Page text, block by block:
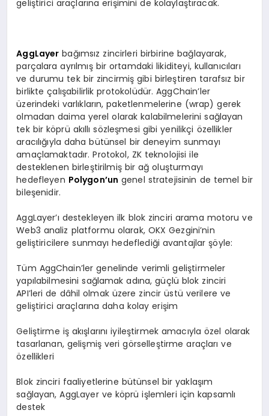
geliştirici araçlarına erişimini de kolaylaştıracak.
AggLayer bağımsız zincirleri birbirine bağlayarak,
parçalara ayrılmış bir ortamdaki likiditeyi, kullanıcıları
ve durumu tek bir zincirmiş gibi birleştiren tarafsız bir
birlikte çalışabilirlik protokolüdür. AggChain’ler
üzerindeki varlıkların, paketlenmelerine (wrap) gerek
olmadan daima yerel olarak kalabilmelerini sağlayan
tek bir köprü akıllı sözleşmesi gibi yenilikçi özellikler
aracılığıyla daha bütünsel bir deneyim sunmayı
amaçlamaktadır. Protokol, ZK teknolojisi ile
desteklenen birleştirilmiş bir ağ oluşturmayı
hedefleyen Polygon’un genel stratejisinin de temel bir
bileşenidir.
AggLayer’ı destekleyen ilk blok zinciri arama motoru ve
Web3 analiz platformu olarak, OKX Gezgini’nin
geliştiricilere sunmayı hedeflediği avantajlar şöyle:
Tüm AggChain’ler genelinde verimli geliştirmeler
yapılabilmesini sağlamak adına, güçlü blok zinciri
API’leri de dâhil olmak üzere zincir üstü verilere ve
geliştirici araçlarına daha kolay erişim
Geliştirme iş akışlarını iyileştirmek amacıyla özel olarak
tasarlanan, gelişmiş veri görselleştirme araçları ve
özellikleri
Blok zinciri faaliyetlerine bütünsel bir yaklaşım
sağlayan, AggLayer ve köprü işlemleri için kapsamlı
destek